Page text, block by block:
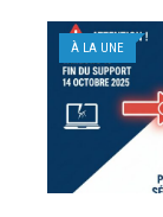
À LA UNE